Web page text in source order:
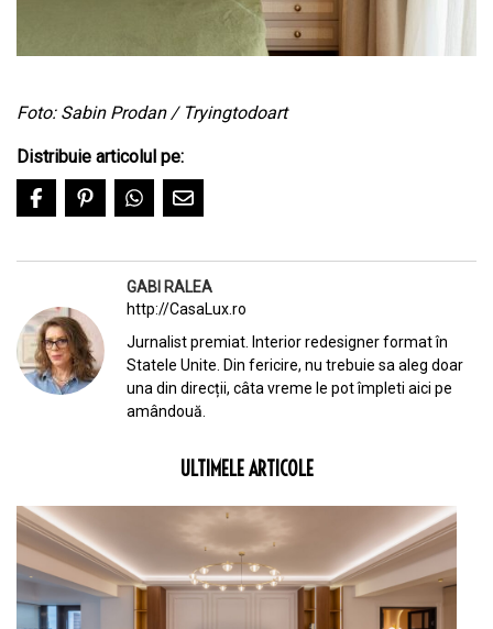
Foto: Sabin Prodan / Tryingtodoart
Distribuie articolul pe:
GABI RALEA
http://CasaLux.ro
Jurnalist premiat. Interior redesigner format în
Statele Unite. Din fericire, nu trebuie sa aleg doar
una din direcții, câta vreme le pot împleti aici pe
amândouă.
ULTIMELE ARTICOLE